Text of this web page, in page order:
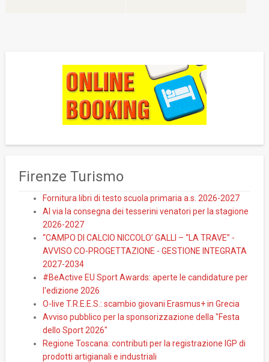
Firenze Turismo
Fornitura libri di testo scuola primaria a.s. 2026-2027
Al via la consegna dei tesserini venatori per la stagione
2026-2027
“CAMPO DI CALCIO NICCOLO’ GALLI – “LA TRAVE” -
AVVISO CO-PROGETTAZIONE - GESTIONE INTEGRATA
2027-2034
#BeActive EU Sport Awards: aperte le candidature per
l'edizione 2026
O-live T.R.E.E.S.: scambio giovani Erasmus+ in Grecia
Avviso pubblico per la sponsorizzazione della "Festa
dello Sport 2026"
Regione Toscana: contributi per la registrazione IGP di
prodotti artigianali e industriali